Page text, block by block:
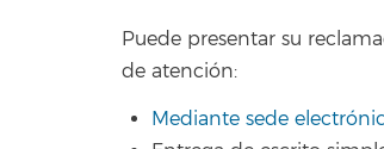
Puede presentar su
de atención:
Mediante sede